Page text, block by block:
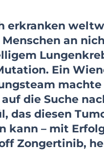
erkranken
an
Ein
machte
die Suche
das diesen
kann – mit
Zongertinib,